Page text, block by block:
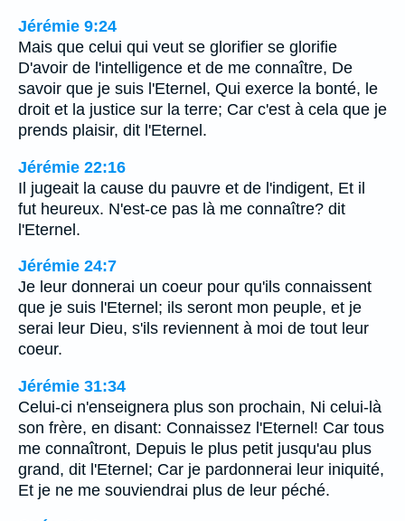
Jérémie 9:24
Mais que celui qui veut se glorifier se glorifie
D'avoir de l'intelligence et de me connaître, De
savoir que je suis l'Eternel, Qui exerce la bonté, le
droit et la justice sur la terre; Car c'est à cela que je
prends plaisir, dit l'Eternel.
Jérémie 22:16
Il jugeait la cause du pauvre et de l'indigent, Et il
fut heureux. N'est-ce pas là me connaître? dit
l'Eternel.
Jérémie 24:7
Je leur donnerai un coeur pour qu'ils connaissent
que je suis l'Eternel; ils seront mon peuple, et je
serai leur Dieu, s'ils reviennent à moi de tout leur
coeur.
Jérémie 31:34
Celui-ci n'enseignera plus son prochain, Ni celui-là
son frère, en disant: Connaissez l'Eternel! Car tous
me connaîtront, Depuis le plus petit jusqu'au plus
grand, dit l'Eternel; Car je pardonnerai leur iniquité,
Et je ne me souviendrai plus de leur péché.